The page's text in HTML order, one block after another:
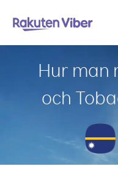
Hur man
och